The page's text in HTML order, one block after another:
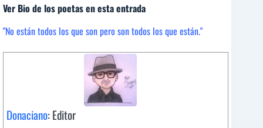
Ver Bio de los poetas en esta entrada
"No están todos los que son pero son todos los que están."
Donaciano: Editor